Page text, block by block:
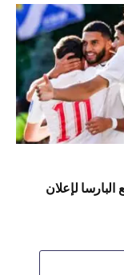
لإعلان